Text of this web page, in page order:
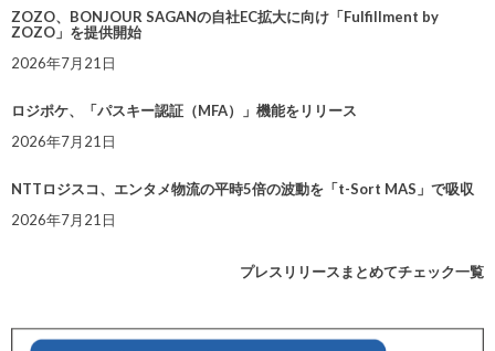
ZOZO、BONJOUR SAGANの自社EC拡大に向け「Fulfillment by
ZOZO」を提供開始
2026年7月21日
ロジポケ、「パスキー認証（MFA）」機能をリリース
2026年7月21日
NTTロジスコ、エンタメ物流の平時5倍の波動を「t-Sort MAS」で吸収
2026年7月21日
プレスリリースまとめてチェック一覧